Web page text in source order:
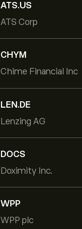
ATS.US
ATS Corp
CHYM
Chime Financial Inc
LEN.DE
Lenzing AG
DOCS
Doximity Inc.
WPP
WPP plc